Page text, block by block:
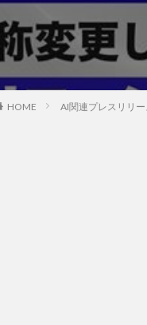
HOME AI関連プレスリリー